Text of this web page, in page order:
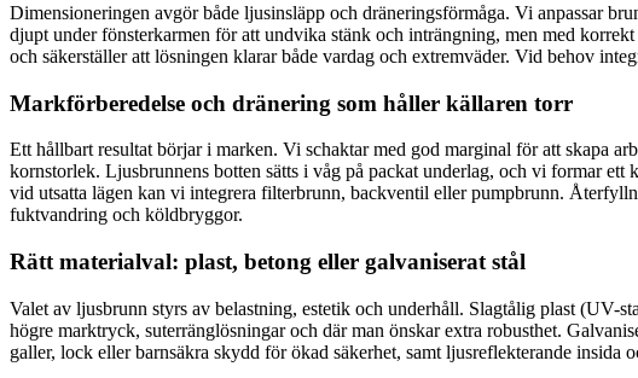
Dimensioneringen avgör både ljusinsläpp och dräneringsförmåga. Vi anpassar
djupt under fönsterkarmen för att undvika stänk och inträngning, men med
och säkerställer att lösningen klarar både vardag och extremväder. Vid behov
Markförberedelse och dränering som håller källaren torr
Ett hållbart resultat börjar i marken. Vi schaktar med god marginal för att skapa
kornstorlek. Ljusbrunnens botten sätts i våg på packat underlag, och vi formar
vid utsatta lägen kan vi integrera filterbrunn, backventil eller pumpbrunn.
fuktvandring och köldbryggor.
Rätt materialval: plast, betong eller galvaniserat stål
Valet av ljusbrunn styrs av belastning, estetik och underhåll. Slagtålig plast (UV-
högre marktryck, suterränglösningar och där man önskar extra robusthet.
galler, lock eller barnsäkra skydd för ökad säkerhet, samt ljusreflekterande